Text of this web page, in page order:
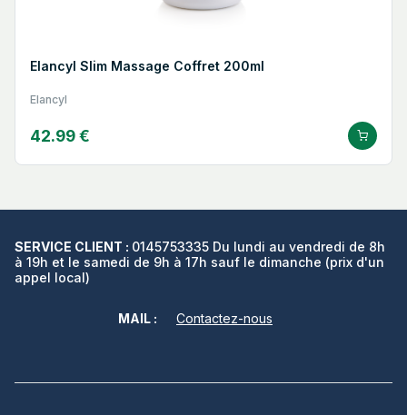
Elancyl Slim Massage Coffret 200ml
Elancyl
42.99 €
SERVICE CLIENT : 0145753335 Du lundi au vendredi de 8h
à 19h et le samedi de 9h à 17h sauf le dimanche (prix d'un
appel local)
MAIL : Contactez-nous